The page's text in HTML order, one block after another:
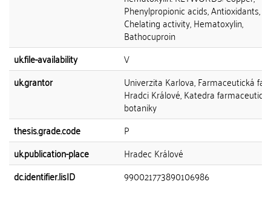
Phenylpropionic acids, Antioxidants,
Chelating activity, Hematoxylin,
Bathocuproin
uk.file-availability
V
uk.grantor
Univerzita Karlova, Farmaceutická
Hradci Králové, Katedra
botaniky
thesis.grade.code
P
uk.publication-place
Hradec Králové
dc.identifier.lisID
990021773890106986